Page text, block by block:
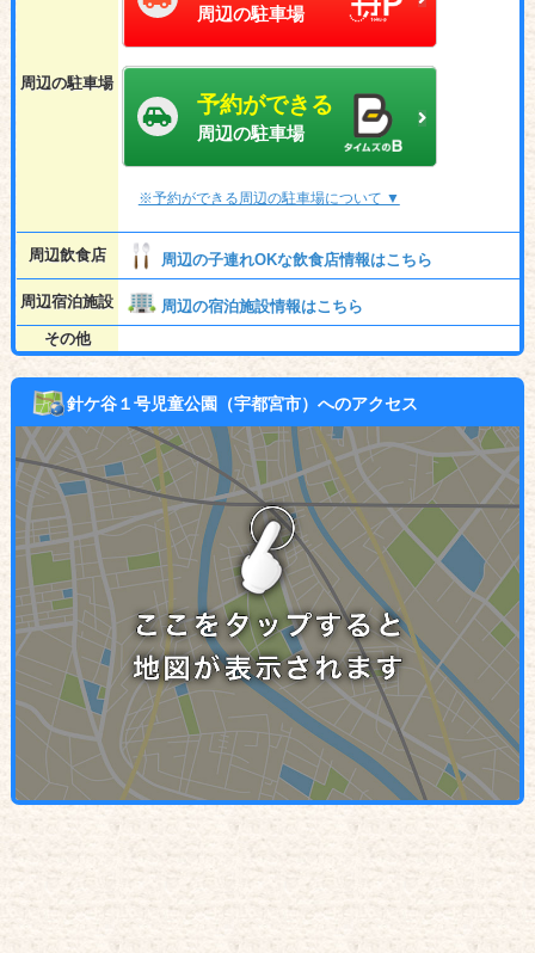
周辺の駐車場
周辺の駐車場
予約ができる
周辺の駐車場
※予約ができる周辺の駐車場について ▼
周辺飲食店 周辺の子連れOKな飲食店情報はこちら
周辺宿泊施設
周辺の宿泊施設情報はこちら
その他
針ケ谷１号児童公園（宇都宮市）へのアクセス